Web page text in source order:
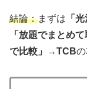
結論：まずは 「
「放題でまとめ
で比較」→TCB